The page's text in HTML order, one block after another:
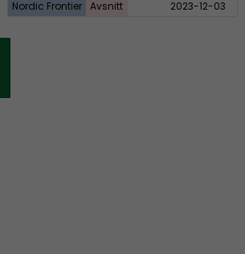
Nordic Frontier Avsnitt 2023-12-03